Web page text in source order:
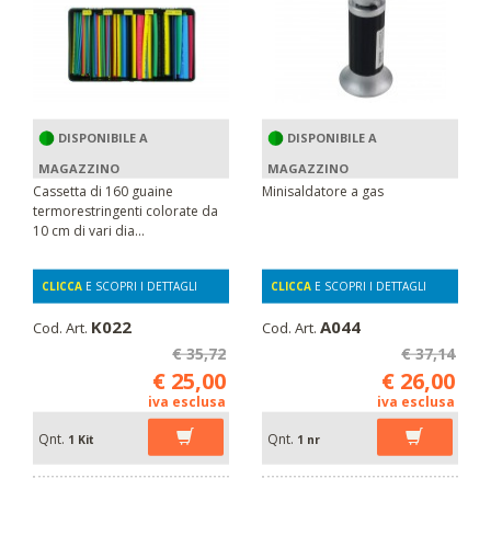
DISPONIBILE A
MAGAZZINO
Cassetta di 160 guaine
termorestringenti colorate da
10 cm di vari dia...
CLICCA E SCOPRI I DETTAGLI
Cod. Art. K022
€ 35,72
€ 25,00
iva esclusa
Qnt. 1 Kit
DISPONIBILE A
MAGAZZINO
Minisaldatore a gas
CLICCA E SCOPRI I DETTAGLI
Cod. Art. A044
€ 37,14
€ 26,00
iva esclusa
Qnt. 1 nr